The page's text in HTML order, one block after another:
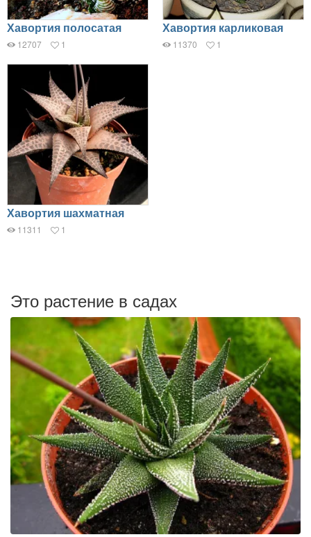
Хавортия полосатая
12707 1
Хавортия карликовая
11370 1
Хавортия шахматная
11311 1
Это растение в садах